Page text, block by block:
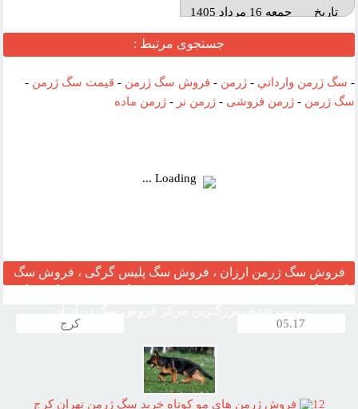
تاريخ
بروز
جمعه 16 مرداد 1405
بازديد:
آدرس
جستجوی مرتبط :
- سگ ژرمن وارداتي -ژرمن - فروش سگ ژرمن - قیمت سگ ژرمن -
سگ ژرمن -ژرمن فروشی -ژرمن نر -ژرمن ماده
فروش سگ ژرمن ارزان ، فروش سگ پلیس گرگی ، فروش سگ
05.17 کرج
12
فروش ژرمن هاي مو کوتاه خريد سگ ژرمن تهران کرج